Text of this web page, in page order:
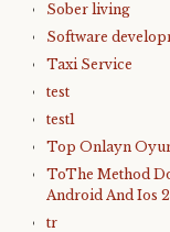
Sober living
Software
Taxi Service
test
test1
Top Onlayn
ToThe Method
Android And Ios
tr